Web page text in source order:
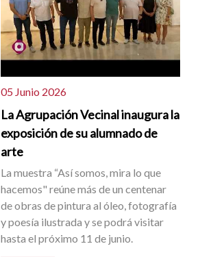
05 Junio 2026
La Agrupación Vecinal inaugura la
exposición de su alumnado de
arte
La muestra “Así somos, mira lo que
hacemos" reúne más de un centenar
de obras de pintura al óleo, fotografía
y poesía ilustrada y se podrá visitar
hasta el próximo 11 de junio.